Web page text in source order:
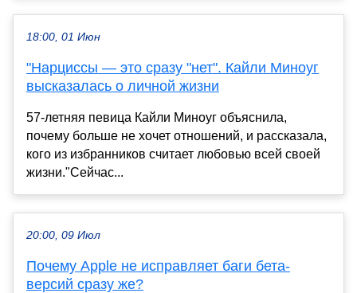
18:00, 01 Июн
"Нарциссы — это сразу "нет". Кайли Миноуг
высказалась о личной жизни
57-летняя певица Кайли Миноуг объяснила,
почему больше не хочет отношений, и рассказала,
кого из избранников считает любовью всей своей
жизни."Сейчас...
20:00, 09 Июл
Почему Apple не исправляет баги бета-
версий сразу же?